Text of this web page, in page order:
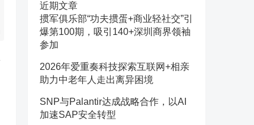
近期文章
掼军俱乐部“功夫掼蛋+商业轻社交”引
爆第100期，吸引140+深圳商界领袖
参加
2026年爱重奏科技探索互联网+相亲
助力中老年人走出离异困境
SNP与Palantir达成战略合作，以AI
加速SAP安全转型